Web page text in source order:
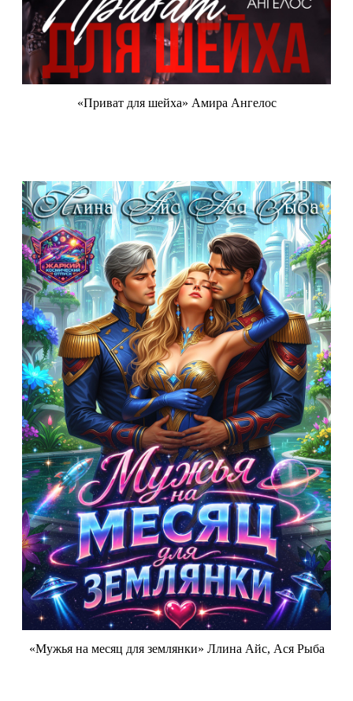
«Приват для шейха» Амира Ангелос
«Мужья на месяц для землянки» Ллина Айс, Ася Рыба